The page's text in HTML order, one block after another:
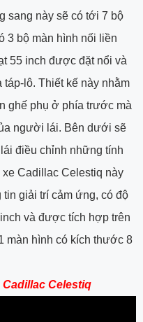
sang này sẽ có tới 7 bộ
3 bộ màn hình nối liền
55 inch được đặt nổi và
lô. Thiết kế này nhằm
ghế phụ ở phía trước mà
người lái. Bên dưới sẽ
điều chỉnh những tính
xe Cadillac Celestiq này
tin giải trí cảm ứng, có độ
và được tích hợp trên
màn hình có kích thước 8
Celestiq